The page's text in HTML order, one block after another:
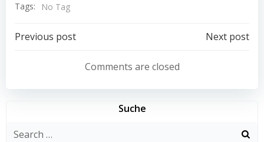
Tags:
No Tag
Post
navigation
Previous post
navigation
Next post
Comments are closed
Suche
Search